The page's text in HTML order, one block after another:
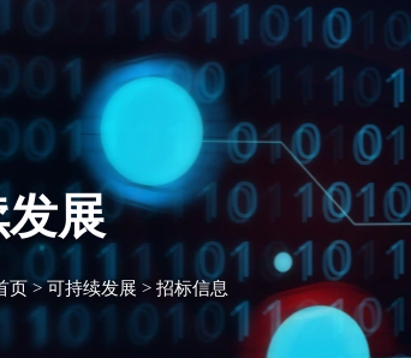
展
页>可持续发展 > 招标信息